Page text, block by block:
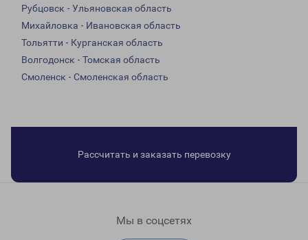
Рубцовск - Ульяновская область
Михайловка - Ивановская область
Тольятти - Курганская область
Волгодонск - Томская область
Смоленск - Смоленская область
Рассчитать и заказать перевозку
Мы в соцсетях